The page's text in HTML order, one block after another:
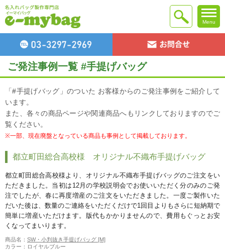
Menu
ご発注事例一覧 #手提げバッグ
「#手提げバッグ」のついた お客様からのご発注事例をご紹介して
います。
また、各々の商品ページや関連商品へもリンクしておりますのでご
覧ください。
※一部、現在廃盤となっている商品も事例として掲載しております。
都立町田総合高校様 オリジナル不織布手提げバッグ
都立町田総合高校様より、オリジナル不織布手提げバッグのご注文をい
ただきました。当初は12月の学校説明会でお使いいただく分のみのご発
注でしたが、春に再度増産のご注文をいただきました。一度ご製作いた
だいた後は、数量のご連絡をいただくだけで1回目よりもさらに短納期で
簡単に増産いただけます。版代もかかりませんので、費用もぐっとお安
くなってまいります。
商品名： SW・小判抜き手提げバッグ [M]
カラー：ロイヤルブルー